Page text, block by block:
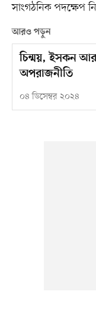
সাংগঠনিক পদক্ষেপ
আরও পড়ুন
চিন্ময়, ইসকন আর
অপরাজনীতি
০৪ ডিসেম্বর ২০২৪